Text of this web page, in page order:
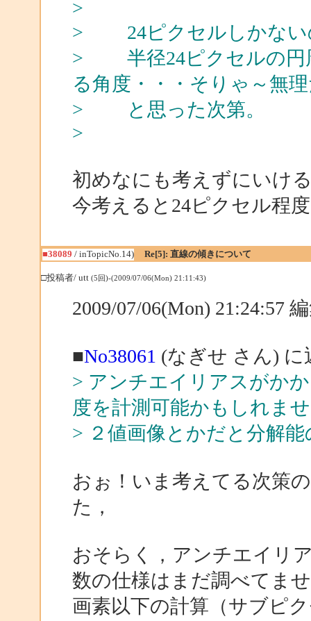
>
> 24ピクセルしかない
> 半径24ピクセルの円
る角度・・・そりゃ～無
> と思った次第。
>
初めなにも考えずにいけ
今考えると24ピクセル程
■38089 / inTopicNo.14) Re[5]: 直線の傾きについて
□投稿者/ utt (5回)-(2009/07/06(Mon) 21:11:43)
2009/07/06(Mon) 21:24:57
■No38061 (なぎせ さん) に
> アンチエイリアスがか
度を計測可能かもしれま
> ２値画像とかだと分解
おぉ！いま考えてる次策
た，
おそらく，アンチエイリ
数の仕様はまだ調べてま
画素以下の計算（サブピ